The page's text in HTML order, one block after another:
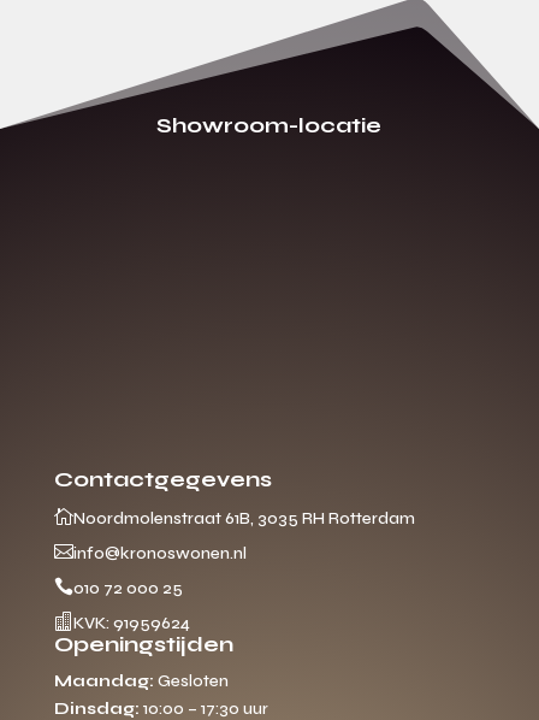
Showroom-locatie
Contactgegevens
Noordmolenstraat 61B, 3035 RH Rotterdam
info@kronoswonen.nl
010 72 000 25
 KVK: 91959624
Openingstijden
Maandag: Gesloten
Dinsdag: 10:00 – 17:30 uur